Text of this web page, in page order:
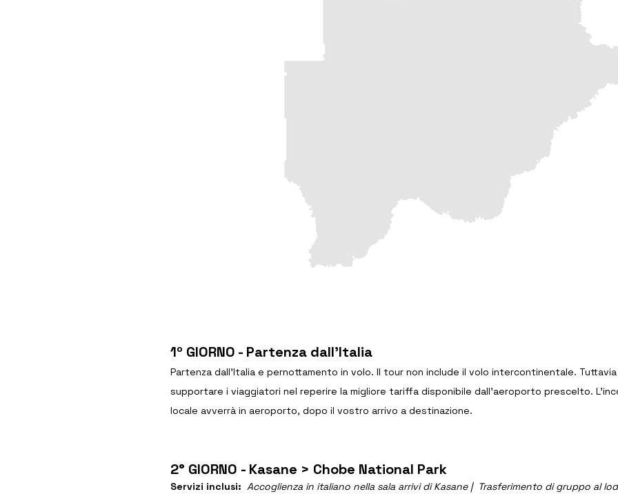
1º GIORNO - Partenza dall'Italia
Partenza dall’Italia e pernottamento in volo. ll tour non include il volo intercontinentale.
supportare i viaggiatori nel reperire la migliore tariffa disponibile dall’aeroporto prescelto.
locale avverrà in aeroporto, dopo il vostro arrivo a destinazione.
2° GIORNO - Kasane > Chobe National Park
Servizi inclusi: Accoglienza in italiano nella sala arrivi di Kasane | Trasferimento di gruppo al